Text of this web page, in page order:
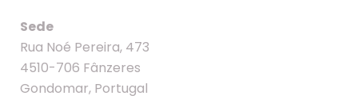
Sede
Rua Noé Pereira, 473
4510-706 Fânzeres
Gondomar, Portugal